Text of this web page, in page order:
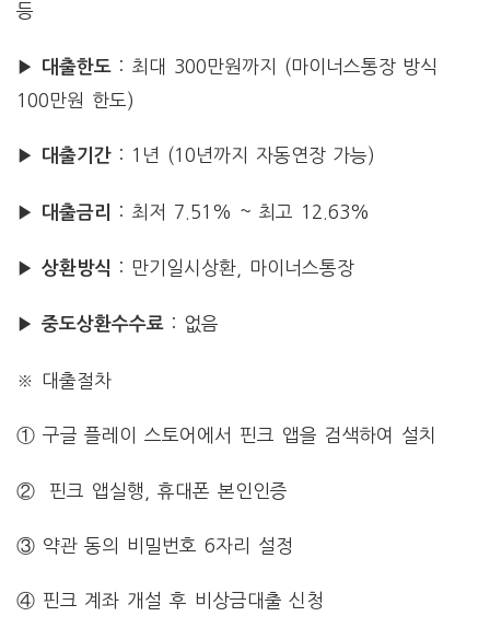
등
▶ 대출한도: 최대 300만원까지 (마이너스통장 방식
100만원 한도)
▶ 대출기간: 1년 (10년까지 자동연장 가능)
▶ 대출금리 : 최저 7.51% ~ 최고 12.63%
▶ 상환방식 : 만기일시상환, 마이너스통장
▶ 중도상환수수료 : 없음
※ 대출절차
① 구글 플레이 스토어에서 핀크 앱을 검색하여 설치
② 핀크 앱실행, 휴대폰 본인인증
③ 약관 동의 비밀번호 6자리 설정
④ 핀크 계좌 개설 후 비상금대출 신청